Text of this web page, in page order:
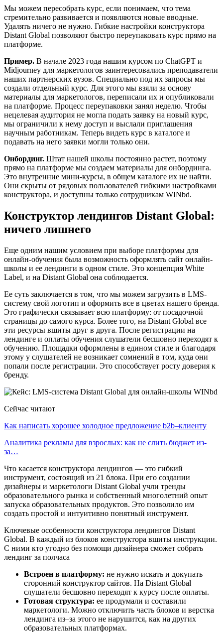
Мы можем пересобрать курс, если понимаем, что тема
стремительно развивается и появляются новые вводные.
Удалять ничего не нужно. Гибкие настройки конструктора
Distant Global позволяют быстро переупаковать курс прямо на
платформе.
Пример. В начале 2023 года нашим курсом по ChatGPT и
Midjourney для маркетологов заинтересовались преподаватели
наших партнерских вузов. Специально под их запросы мы
создали отдельный курс. Для этого мы взяли за основу
материалы для маркетологов, переписали их и опубликовали
на платформе. Процесс переупаковки занял неделю. Чтобы
нецелевая аудитория не могла подать заявку на новый курс,
мы ограничили к нему доступ и выслали приглашения
научным работникам. Теперь видеть курс в каталоге и
подавать на него заявки могли только они.
Онбординг. Штат нашей школы постоянно растет, поэтому
прямо на платформе мы создаем материалы для онбординга.
Это внутренние мини-курсы, в общем каталоге их не найти.
Они скрыты от рядовых пользователей гибкими настройками
конструктора, и доступны только сотрудникам WINbd.
Конструктор лендингов Distant Global:
ничего лишнего
Еще одним нашим условием при выборе платформы для
онлайн-обучения была возможность оформлять сайт онлайн-
школы и ее лендинги в одном стиле. Это концепция White
Label, и на Distant Global она соблюдается.
Ее суть заключается в том, что мы можем загрузить в LMS-
систему свой логотип и оформить все в цветах нашего бренда.
Это графически связывает всю платформу: от посадочной
страницы до самого курса. Более того, на Distant Global все
эти ресурсы вшиты друг в друга. После регистрации на
лендинге и оплаты обучения слушатели бесшовно переходят к
обучению. Площадки оформлены в едином стиле и благодаря
этому у слушателей не возникает сомнений в том, куда они
попали после регистрации. Это способствует росту доверия к
бренду.
Сейчас читают
Как написать хорошее холодное предложение b2b–клиенту
Аналитика рекламы для взрослых: как не слить бюджет из-
за…
Что касается конструктора лендингов — это гибкий
инструмент, состоящий из 21 блока. При его создании
дизайнеры и маркетологи Distant Global учли тренды
образовательного рынка и собственный многолетний опыт
запуска образовательных продуктов. Это позволило им
создать простой и интуитивно понятный инструмент.
Ключевые особенности конструктора лендингов Distant
Global. В каждый из блоков конструктора вшиты инструкции.
С ними кто угодно без помощи дизайнера сможет собрать
лендинг за полчаса
Встроен в платформу: не нужно искать и докупать
сторонний конструктор сайтов. На Distant Global
слушатели бесшовно переходят к курсу после оплаты.
Готовая структура: ее продумали и составили
маркетологи. Можно отключить часть блоков и верстка
лендинга из–за этого не нарушится, как на других
образовательных платформах.